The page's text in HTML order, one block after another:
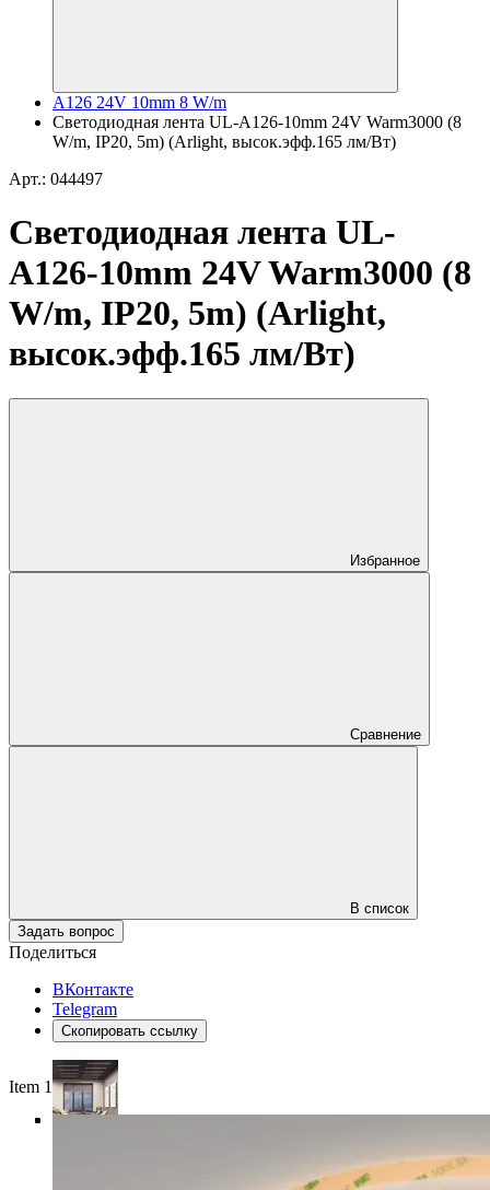
A126 24V 10mm 8 W/m
Светодиодная лента UL-A126-10mm 24V Warm3000 (8
W/m, IP20, 5m) (Arlight, высок.эфф.165 лм/Вт)
Арт.: 044497
Светодиодная лента UL-
A126-10mm 24V Warm3000 (8
W/m, IP20, 5m) (Arlight,
высок.эфф.165 лм/Вт)
Избранное
Сравнение
В список
Задать вопрос
Поделиться
ВКонтакте
Telegram
Скопировать ссылку
Item 1 of 4